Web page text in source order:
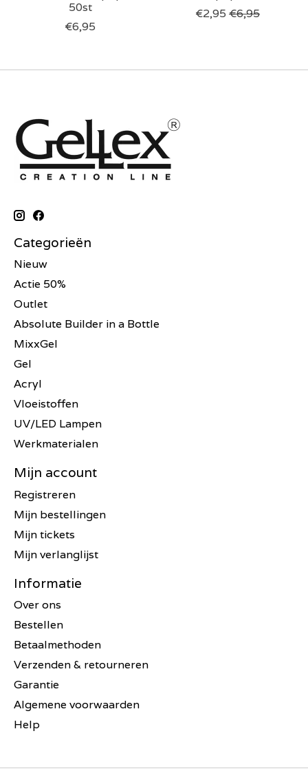
50st
€6,95
€2,95 €6,95
Categorieën
Nieuw
Actie 50%
Outlet
Absolute Builder in a Bottle
MixxGel
Gel
Acryl
Vloeistoffen
UV/LED Lampen
Werkmaterialen
Mijn account
Registreren
Mijn bestellingen
Mijn tickets
Mijn verlanglijst
Informatie
Over ons
Bestellen
Betaalmethoden
Verzenden & retourneren
Garantie
Algemene voorwaarden
Help